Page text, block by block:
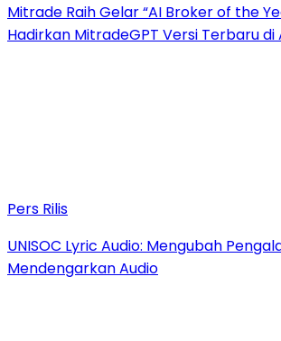
Mitrade Raih Gelar “AI Broker of the
Hadirkan MitradeGPT Versi Terbaru di
Pers Rilis
UNISOC Lyric Audio: Mengubah
Mendengarkan Audio